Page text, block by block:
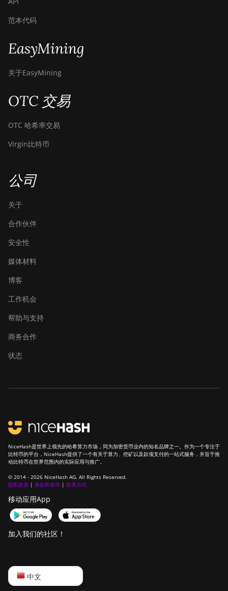
范本代码
EasyMining
关于EasyMining
OTC 交易
OTC 哈希率交易
Virgin比特币
公司
关于
合作伙伴
安全性
媒体材料
博客
工作机会
帮助与支持
商务合作
状态
NiceHash是世界上领先的哈希算力市场，同为加密货币业内的知名品牌之一。作为一个专注于
比特币的平台，NiceHash提供了一个有关于算力、挖矿以及款项支付的一站式服务，并旨于推
动比特币在世界范围内的实际应用与推广。
© 2014 - 2026 NiceHash AG. All Rights Reserved.
隐私政策 | 条款和条件 | 联系方式
移动应用App
加入我们的社区！
中文
English